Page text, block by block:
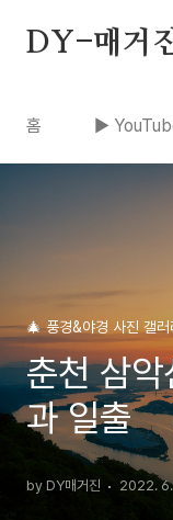
DY-매거
홈 ▶
🎄 풍경&야경 사진 갤러
춘천 삼
과 일출
by DY매거진 2022.